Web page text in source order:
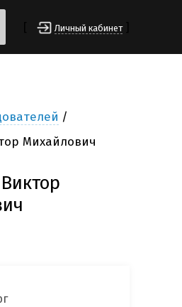
Личный кабинет
Михайлович